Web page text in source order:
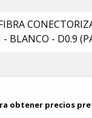
BLANCO - D0.9
obtener precios